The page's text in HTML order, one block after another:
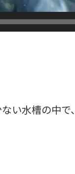
い水槽の中で